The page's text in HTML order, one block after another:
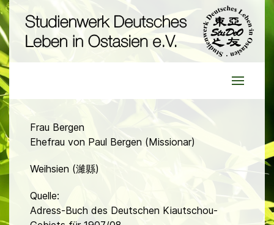
Frau Bergen
Ehefrau von Paul Bergen (Missionar)
Weihsien (濰縣)
Quelle:
Adress-Buch des Deutschen Kiautschou-